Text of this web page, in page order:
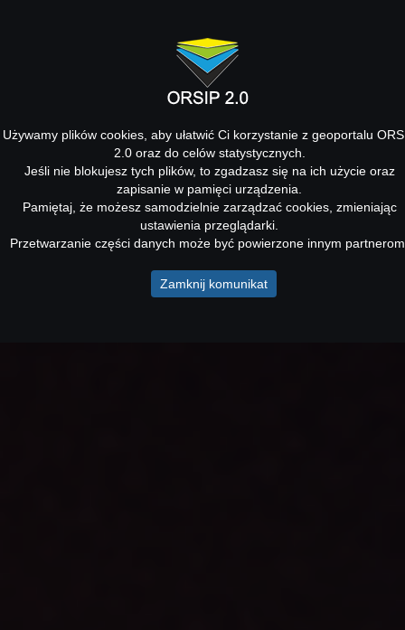
Używamy plików cookies, aby ułatwić Ci korzystanie z geoportalu
2.0 oraz do celów statystycznych.
Jeśli nie blokujesz tych plików, to zgadzasz się na ich użycie oraz
zapisanie w pamięci urządzenia.
Pamiętaj, że możesz samodzielnie zarządzać cookies, zmieniając
ustawienia przeglądarki.
Przetwarzanie części danych może być powierzone innym
Zamknij komunikat